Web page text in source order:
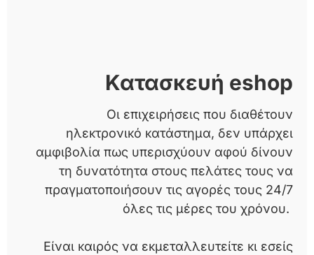
Κατασκευή eshop
Οι επιχειρήσεις που διαθέτουν
ηλεκτρονικό κατάστημα, δεν υπάρχει
αμφιβολία πως υπερισχύουν αφού δίνουν
τη δυνατότητα στους πελάτες τους να
πραγματοποιήσουν τις αγορές τους 24/7
όλες τις μέρες του χρόνου.
Είναι καιρός να εκμεταλλευτείτε κι εσείς